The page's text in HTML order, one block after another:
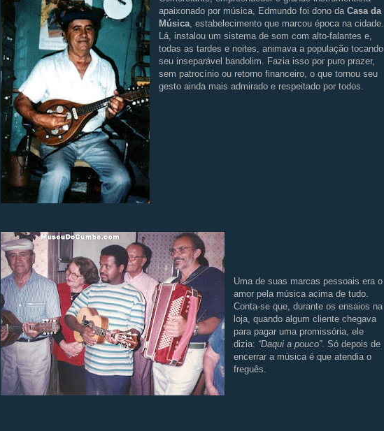
apaixonado por música, Edmundo foi dono da Casa da
Música, estabelecimento que marcou época na cidade.
Lá, instalou um sistema de som com alto-falantes e,
todas as tardes e noites, animava a população tocando
seu inseparável bandolim. Fazia isso por puro prazer,
sem patrocínio ou retorno financeiro, o que tornou seu
gesto ainda mais admirado e respeitado por todos.
Uma de suas marcas pessoais era o
amor pela música acima de tudo.
Conta-se que, durante os ensaios na
loja, quando algum cliente chegava
para pagar uma promissória, ele
dizia: “Daqui a pouco”. Só depois de
encerrar a música é que atendia o
freguês.